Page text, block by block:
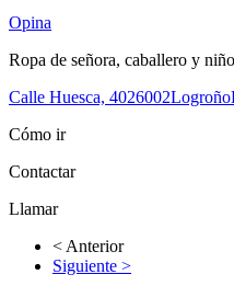
Opina
Ropa de señora, caballero y
Calle Huesca, 4026002Logroño
Cómo ir
Contactar
Llamar
< Anterior
Siguiente >